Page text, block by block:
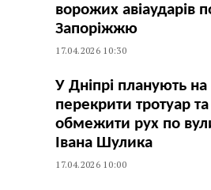
ворожих авіаударів
Запоріжжю
17.04.2026 10:30
У Дніпрі планують на
перекрити тротуар та
обмежити рух по
Івана Шулика
17.04.2026 10:00